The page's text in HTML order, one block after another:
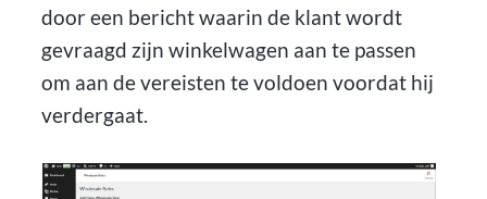
door een bericht waarin de klant wordt
gevraagd zijn winkelwagen aan te passen
om aan de vereisten te voldoen voordat hij
verdergaat.